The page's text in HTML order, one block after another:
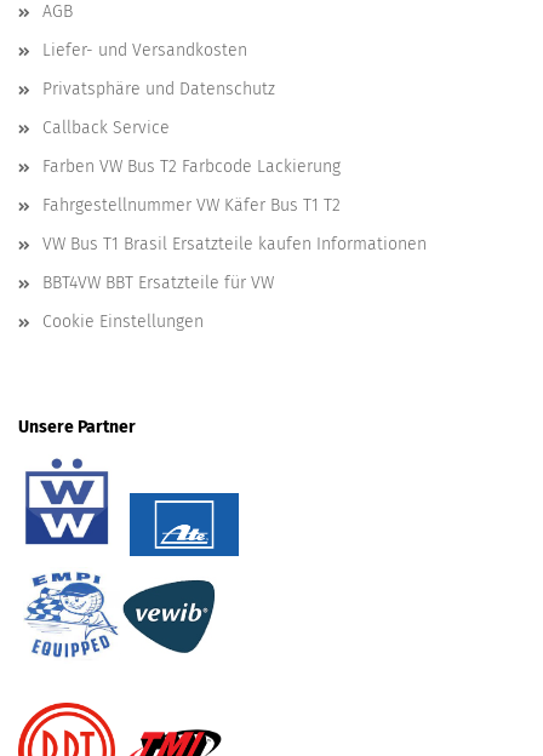
AGB
Liefer- und Versandkosten
Privatsphäre und Datenschutz
Callback Service
Farben VW Bus T2 Farbcode Lackierung
Fahrgestellnummer VW Käfer Bus T1 T2
VW Bus T1 Brasil Ersatzteile kaufen Informationen
BBT4VW BBT Ersatzteile für VW
Cookie Einstellungen
Unsere Partner